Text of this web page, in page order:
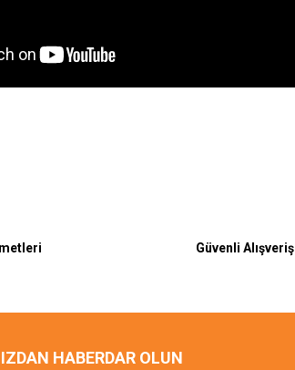
Güvenli Alışveriş
HABERDAR OLUN